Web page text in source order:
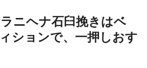
ニヘナ石臼挽きはベ
ションで、一押しおす